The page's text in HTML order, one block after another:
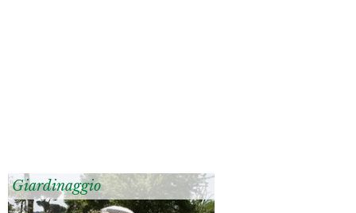
Giardinaggio